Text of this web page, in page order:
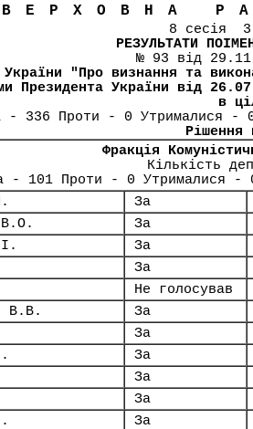
ВЕРХОВНА
8 сесія 3
РЕЗУЛЬТАТИ
№ 93 від
України "Про визнання та
Президента України вiд
в
- 336 Проти - 0 Утрималися -
Рішення
Фракція
Кількість
- 101 Проти - 0 Утрималися -
За
В.О.
За
За
За
Не голосував
В.В.
За
За
За
За
За
За